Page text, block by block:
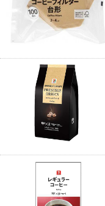
行政サービス
保険
学び・教育
オンラインフォトサービ
宅配ロッカー（店舗限定
自転車シェアリング（
モバイルバッテリーシ
モバイルWi-Fiバッテ
データで見るセブン‐イ
セブン‐イレブンの「商
セブン-イレブンの横顔
セブン-イレブンの歴史
報告書ライブラリー
한국어(서비스)
ภาษาไทย(บริการ)